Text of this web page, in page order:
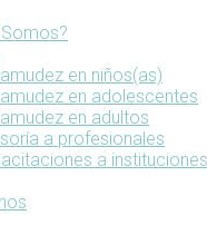
en niños(as)
en adolescentes
en adultos
a profesionales
a instituciones